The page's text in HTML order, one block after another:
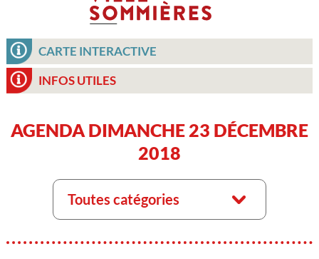
CARTE INTERACTIVE
INFOS UTILES
AGENDA DIMANCHE 23 DÉCEMBRE
2018
Toutes catégories